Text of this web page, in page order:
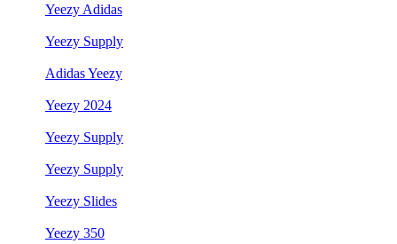
Yeezy Adidas
Yeezy Supply
Adidas Yeezy
Yeezy 2024
Yeezy Supply
Yeezy Supply
Yeezy Slides
Yeezy 350